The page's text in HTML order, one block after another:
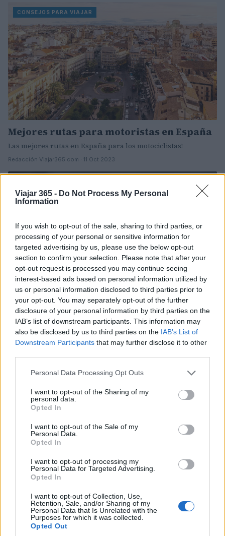
Viajar 365 - Do Not Process My Personal
Information
If you wish to opt-out of the sale, sharing to third parties, or
processing of your personal or sensitive information for
targeted advertising by us, please use the below opt-out
section to confirm your selection. Please note that after your
opt-out request is processed you may continue seeing
interest-based ads based on personal information utilized by
us or personal information disclosed to third parties prior to
your opt-out. You may separately opt-out of the further
disclosure of your personal information by third parties on the
IAB’s list of downstream participants. This information may
also be disclosed by us to third parties on the IAB’s List of
Downstream Participants that may further disclose it to other
Please note that this website/app uses one or more Google
not limited to your visit or usage behaviour. You may click to
grant or deny consent to Google and its third-party tags to
use your data for below specified purposes in below Google
consent section.
Personal Data Processing Opt Outs
I want to opt-out of the Sharing of my
personal data.
Opted In
I want to opt-out of the Sale of my
Personal Data.
Opted In
I want to opt-out of processing my
Personal Data for Targeted Advertising.
Opted In
I want to opt-out of Collection, Use,
Retention, Sale, and/or Sharing of my
Personal Data that Is Unrelated with the
Purposes for which it was collected.
Opted Out
CONSEJOS PARA VIAJAR
Mejores rutas para motoristas en España
Las mejores rutas en España para los motociclistas!
Redacción Viajar365.com · 11 Oct 2023
Esta es la cadena de hamburgueserías dog
Da igual el destino que elijas para pasar tus vacaciones este
verano. Seguro que entre tus planes siempre hay un
momento reservado…
Redacción Viajar365.com · 12 Jul 2023
EUROPA
Mallorca, una isla maravillosa